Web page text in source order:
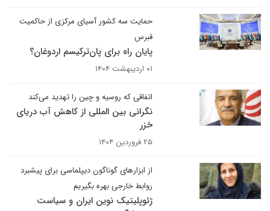
حمایت سه کشور آسیای مرکزی از حاکمیت
قبرس
پایان راه برای پان‌ترکیسم اردوغان؟
۰۱ اردیبهشت ۱۴۰۴
اتفاقی که روسیه و چین را تهدید می‌کند
نگرانی بین المللی از کاهش آب دریای
خزر
۲۵ فروردین ۱۴۰۴
از ابزارهای گوناگون دیپلماسی برای پیشبرد
روابط خارجی بهره بگیریم
ژئوپلیتیک نوین ایران و سیاست